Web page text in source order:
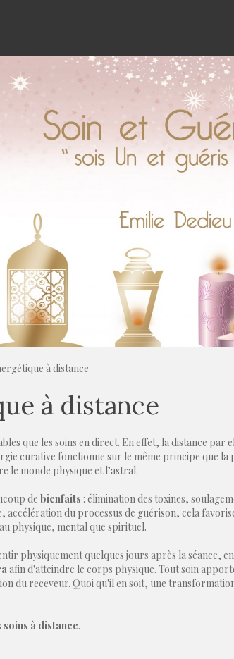
à distance
à distance
que les soins en direct. En effet, la distance par
curative fonctionne sur le même principe que la
le monde physique et l’astral.
de bienfaits : élimination des toxines,
du processus de guérison, cela
physique, mental que spirituel.
physiquement quelques jours après la séance,
afin d'atteindre le corps physique. Tout soin
du receveur. Quoi qu'il en soit, une
soins à distance.